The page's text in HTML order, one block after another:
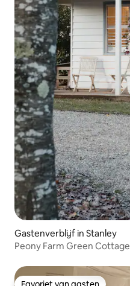
Gastenverblijf in Stanley
Peony Farm Green Cottage